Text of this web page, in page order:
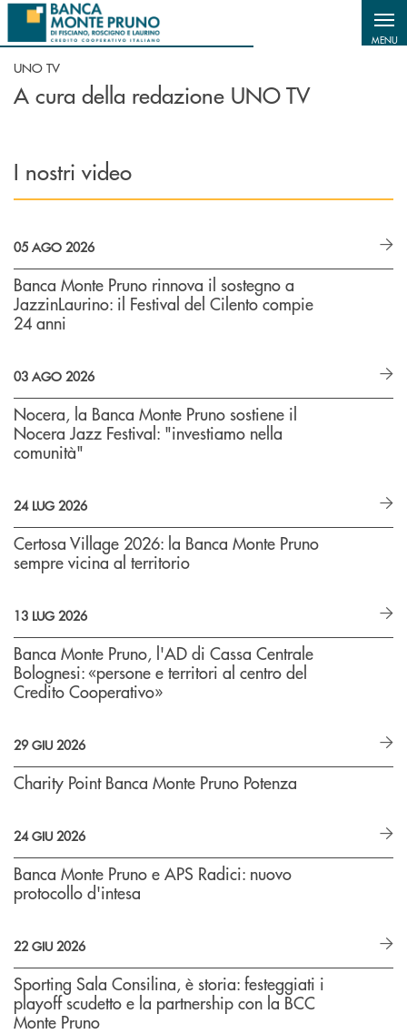
Salta al contenuto principale
MENU
UNO TV
A cura della redazione UNO TV
I nostri video
05 AGO 2026
Banca Monte Pruno rinnova il sostegno a
JazzinLaurino: il Festival del Cilento compie
24 anni
03 AGO 2026
Nocera, la Banca Monte Pruno sostiene il
Nocera Jazz Festival: "investiamo nella
comunità"
24 LUG 2026
Certosa Village 2026: la Banca Monte Pruno
sempre vicina al territorio
13 LUG 2026
Banca Monte Pruno, l'AD di Cassa Centrale
Bolognesi: «persone e territori al centro del
Credito Cooperativo»
29 GIU 2026
Charity Point Banca Monte Pruno Potenza
24 GIU 2026
Banca Monte Pruno e APS Radici: nuovo
protocollo d'intesa
22 GIU 2026
Sporting Sala Consilina, è storia: festeggiati i
playoff scudetto e la partnership con la BCC
Monte Pruno